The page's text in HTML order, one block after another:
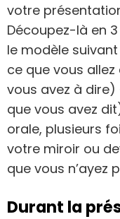
votre
Découpez-là en
le modèle
ce que vous
vous avez à dire)
que vous avez
orale, plusieurs
votre miroir ou
que vous n’ayez
Durant la